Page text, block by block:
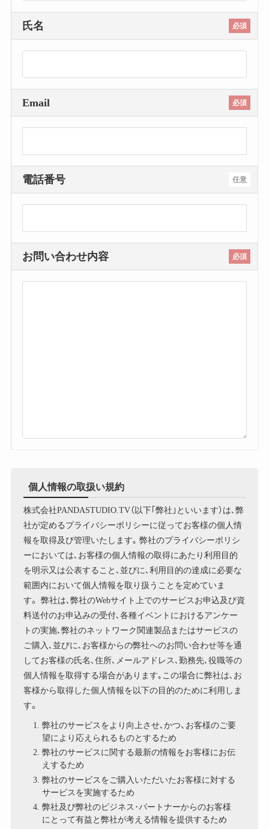
必須
氏名
必須
Email
任意
電話番号
必須
お問い合わせ内容
個人情報の取扱い規約
株式会社PANDASTUDIO.TV（以下｢弊社｣といいます）は､弊
社が定めるプライバシーポリシーに従ってお客様の個人情
報を取得及び管理いたします｡ 弊社のプライバシーポリシ
ーにおいては､お客様の個人情報の取得にあたり利用目的
を明示又は公表すること､並びに､利用目的の達成に必要な
範囲内において個人情報を取り扱うことを定めていま
す。 弊社は､弊社のWebサイト上でのサービスお申込及び資
料送付のお申込みの受付､各種イベントにおけるアンケー
トの実施､弊社のネットワーク関連製品またはサービスの
ご購入､並びに､お客様からの弊社へのお問い合わせ等を通
してお客様の氏名､住所､メールアドレス､勤務先､役職等の
個人情報を取得する場合があります｡この場合に弊社は､お
客様から取得した個人情報を以下の目的のために利用しま
す。
弊社のサービスをより向上させ､かつ、お客様のご要
望により応えられるものとするため
弊社のサービスに関する最新の情報をお客様にお伝
えするため
弊社のサービスをご購入いただいたお客様に対する
サービスを実施するため
弊社及び弊社のビジネス･パートナーからのお客様
にとって有益と弊社が考える情報を提供するため